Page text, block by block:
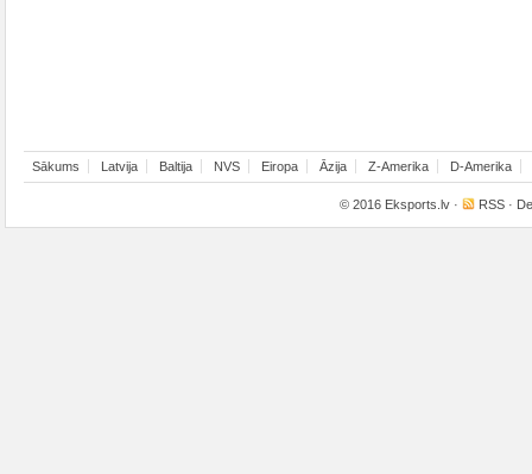
Sākums Latvija Baltija NVS Eiropa Āzija Z-Amerika D-Amerika
© 2016 Eksports.lv · RSS ·